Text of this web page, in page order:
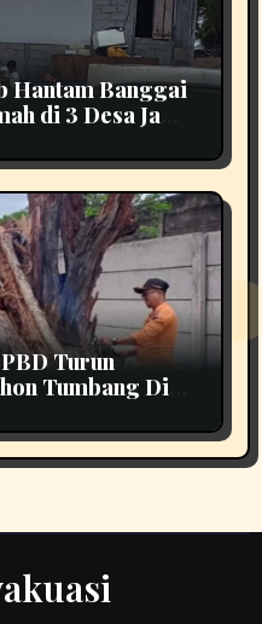
Hantam Banggai
di 3 Desa Jadi
Turun
Tumbang Di